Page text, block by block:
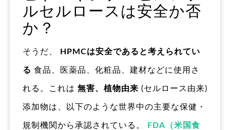
ルセルロースは安全か否
か？
そうだ、 HPMCは安全であると考えられてい
る 食品、医薬品、化粧品、建材などに使用さ
れる。これは 無害、植物由来 (セルロース由来)
添加物は、以下のような世界中の主要な保健・
規制機関から承認されている。 FDA（米国食